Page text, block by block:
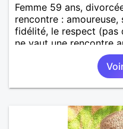
Femme 59 ans,
rencontre : amoureuse,
fidélité, le respect (pas
ne vaut une rencontre
messages pour savoir
deux et le désir de se